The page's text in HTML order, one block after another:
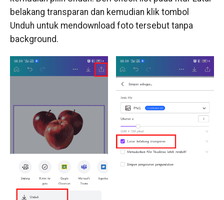
belakang transparan dan kemudian klik tombol
Unduh untuk mendownload foto tersebut tanpa
background.